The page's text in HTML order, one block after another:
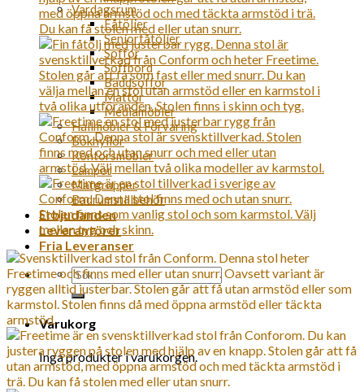
Vardagsrum
Fåtöljer
Seniorfåtöljer
Soffor
Soffbord
Bäddsoffor
Mattor
Mediamöbler
Hallmöbler & Förvaring
Bokhyllor
Kontorsmöbler
Lampor
Matgrupper
Badrumstillbehör
Erbjudanden
Leverantörer
Fria Leveranser
Sök
efter:
Varukorg
Inga produkter i varukorgen.